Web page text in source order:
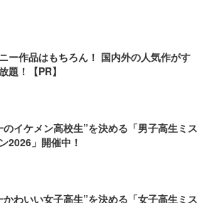
ー作品はもちろん！ 国内外の人気作がす
題！【PR】
のイケメン高校生”を決める「男子高生ミス
2026」開催中！
かわいい女子高生”を決める「女子高生ミス